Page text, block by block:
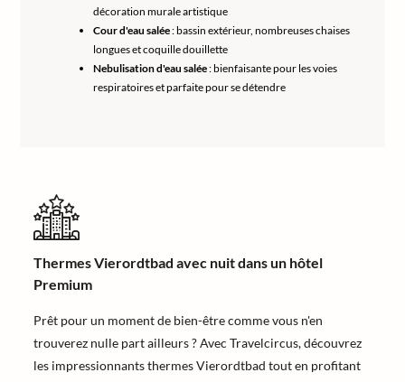
décoration murale artistique
Cour d'eau salée: bassin extérieur, nombreuses chaises
longues et coquille douillette
Nebulisation d'eau salée: bienfaisante pour les voies
respiratoires et parfaite pour se détendre
Thermes Vierordtbad avec nuit dans un hôtel
Premium
Prêt pour un moment de bien-être comme vous n'en
trouverez nulle part ailleurs ? Avec Travelcircus, découvrez
les impressionnants thermes Vierordtbad tout en profitant